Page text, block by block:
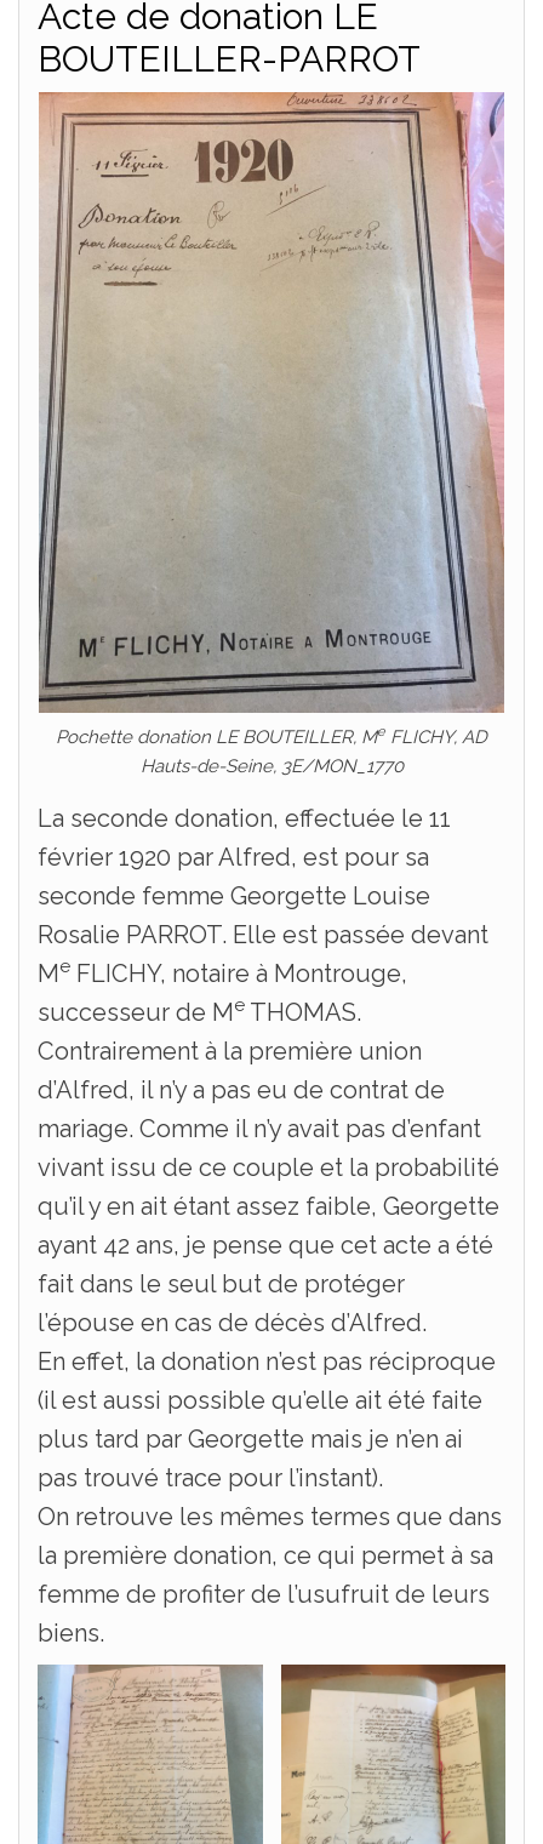
Acte de donation LE
BOUTEILLER-PARROT
Pochette donation LE BOUTEILLER, Me FLICHY, AD
Hauts-de-Seine, 3E/MON_1770
La seconde donation, effectuée le 11
février 1920 par Alfred, est pour sa
seconde femme Georgette Louise
Rosalie PARROT. Elle est passée devant
Me FLICHY, notaire à Montrouge,
successeur de Me THOMAS.
Contrairement à la première union
d’Alfred, il n’y a pas eu de contrat de
mariage. Comme il n’y avait pas d’enfant
vivant issu de ce couple et la probabilité
qu’il y en ait étant assez faible, Georgette
ayant 42 ans, je pense que cet acte a été
fait dans le seul but de protéger
l’épouse en cas de décès d’Alfred.
En effet, la donation n’est pas réciproque
(il est aussi possible qu’elle ait été faite
plus tard par Georgette mais je n’en ai
pas trouvé trace pour l’instant).
On retrouve les mêmes termes que dans
la première donation, ce qui permet à sa
femme de profiter de l’usufruit de leurs
biens.